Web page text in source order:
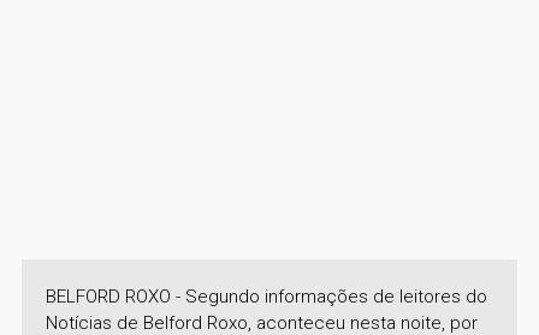
BELFORD ROXO - Segundo informações de leitores do
Notícias de Belford Roxo, aconteceu nesta noite, por